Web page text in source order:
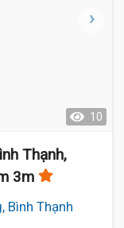
10
Thạnh,
3m
Bình Thạnh